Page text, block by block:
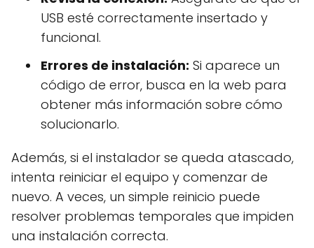
USB esté correctamente insertado y
funcional.
Errores de instalación: Si aparece un
código de error, busca en la web para
obtener más información sobre cómo
solucionarlo.
Además, si el instalador se queda atascado,
intenta reiniciar el equipo y comenzar de
nuevo. A veces, un simple reinicio puede
resolver problemas temporales que impiden
una instalación correcta.